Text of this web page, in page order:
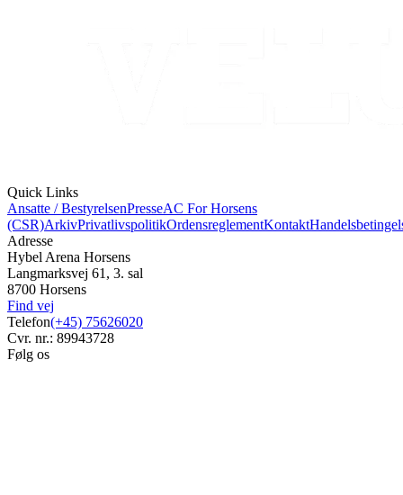
Quick Links
Ansatte / BestyrelsenPresseAC For Horsens
(CSR)ArkivPrivatlivspolitikOrdensreglementKontakt
Adresse
Hybel Arena Horsens
Langmarksvej 61, 3. sal
8700 Horsens
Find vej
Telefon(+45) 75626020
Cvr. nr.: 89943728
Følg os